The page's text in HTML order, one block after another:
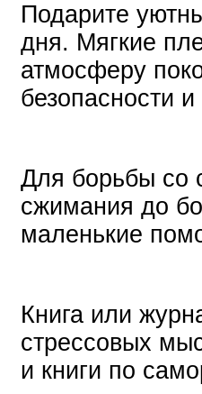
Подарите
дня. Мягкие
атмосферу
безопасности
Для борьбы со
сжимания до
маленькие
Книга или
стрессовых
и книги по